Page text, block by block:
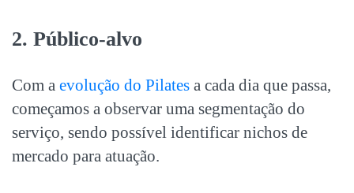
2. Público-alvo
Com a evolução do Pilates a cada dia que passa,
começamos a observar uma segmentação do
serviço, sendo possível identificar nichos de
mercado para atuação.